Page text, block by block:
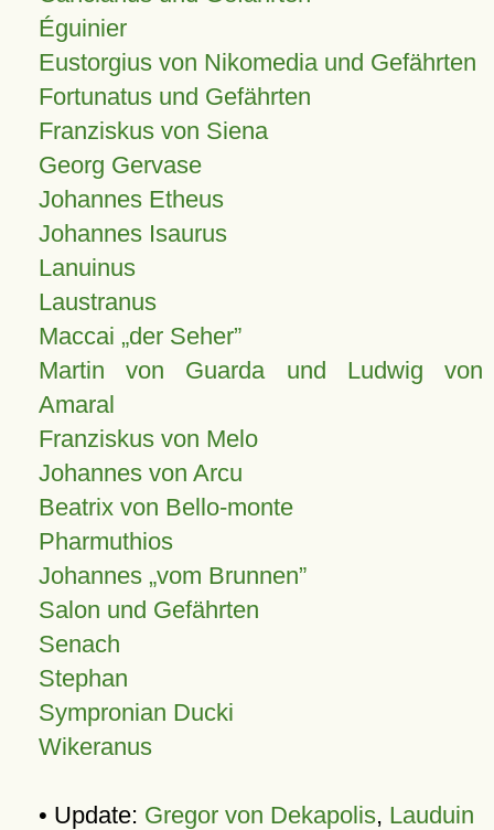
Éguinier
Eustorgius von Nikomedia und Gefährten
Fortunatus und Gefährten
Franziskus von Siena
Georg Gervase
Johannes Etheus
Johannes Isaurus
Lanuinus
Laustranus
Maccai „der Seher”
Martin von Guarda und Ludwig von
Amaral
Franziskus von Melo
Johannes von Arcu
Beatrix von Bello-monte
Pharmuthios
Johannes vom Brunnen
Salon und Gefährten
Senach
Stephan
Sympronian Ducki
Wikeranus
• Update: Gregor von Dekapolis, Lauduin